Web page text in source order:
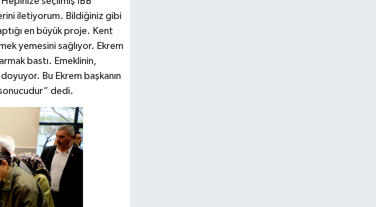
iletiyorum. Bildiğiniz gibi
en büyük proje. Kent
yemesini sağlıyor. Ekrem
bastı. Emeklinin,
Bu Ekrem başkanın
dedi.